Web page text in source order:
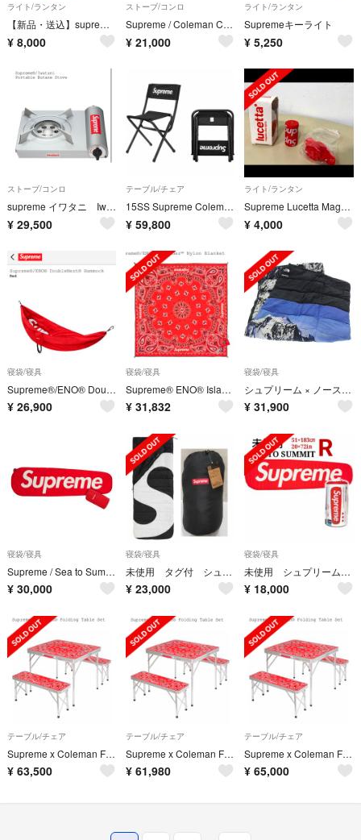
ライト/ランタン
【新品・送込】supreme Hanging Lantern 提灯
¥ 8,000
ストーブ/コンロ
Supreme / Coleman Charcoal Grill "Red"
¥ 21,000
ライト/ランタン
Supremeキーライト
¥ 5,250
ストーブ/コンロ
supreme イワタニ Iwatani ガスコンロ
¥ 29,500
テーブル/チェア
15SS Supreme Coleman Folding Chair 2脚セット
¥ 59,800
ライト/ランタン
Supreme Lucetta Magnetic Bike Lights 赤
¥ 4,000
寝袋/寝具
Supreme®/ENO® DoubleNest® Hammock
¥ 26,900
寝袋/寝具
Supreme® ENO® Islander™ Nylon Blanket
¥ 31,832
寝袋/寝具
シュプリーム × ノースフェイス 17AW マウンテン ヌプシ ブランケット▲■
¥ 31,900
寝袋/寝具
Supreme / Sea to Summit Self Inflating
¥ 30,000
寝袋/寝具
未使用 タグ付 シュプリーム ノースフェイス 寝袋 DJ143
¥ 23,000
寝袋/寝具
未使用 シュプリーム Sea to Summit スリーピングマット D139
¥ 18,000
テーブル/チェア
Supreme x Coleman Folding Table Set
¥ 63,500
テーブル/チェア
Supreme x Coleman Folding Table Set
¥ 61,980
テーブル/チェア
Supreme x Coleman Folding Table Set
¥ 65,000